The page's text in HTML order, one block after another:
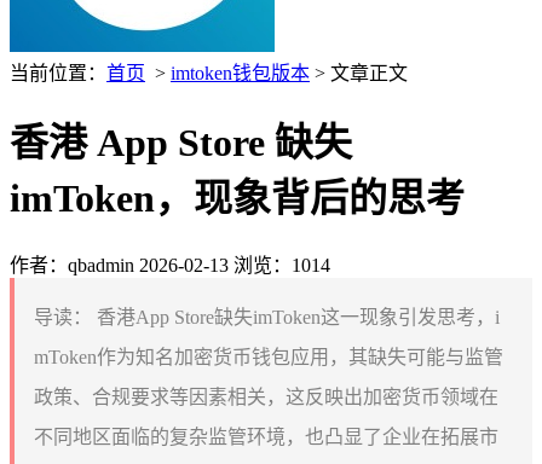
当前位置： 首页 > imtoken钱包版本 > 文章正文
香港 App Store 缺失
imToken，现象背后的思考
作者：qbadmin 2026-02-13 浏览：1014
导读：
香港App Store缺失imToken这一现象引发思考，i
mToken作为知名加密货币钱包应用，其缺失可能与监管
政策、合规要求等因素相关，这反映出加密货币领域在
不同地区面临的复杂监管环境，也凸显了企业在拓展市